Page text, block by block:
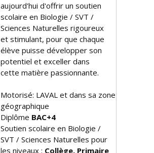
aujourd'hui d'offrir un soutien
scolaire en Biologie / SVT /
Sciences Naturelles rigoureux
et stimulant, pour que chaque
élève puisse développer son
potentiel et exceller dans
cette matière passionnante.
Motorisé: LAVAL et dans sa zone
géographique
Diplôme BAC+4
Soutien scolaire en Biologie /
SVT / Sciences Naturelles pour
les niveaux : Collège, Primaire